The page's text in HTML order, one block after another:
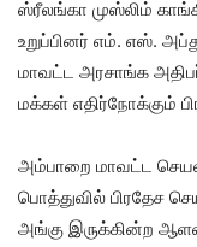
ஸ்ரீலங்கா முஸ்லிம்
உறுப்பினர் எம். எஸ்.
மாவட்ட அரசாங்க
மக்கள் எதிர்நோக்கும்
அம்பாறை மாவட்ட
பொத்துவில் பிரதேச
அங்கு இருக்கின்ற